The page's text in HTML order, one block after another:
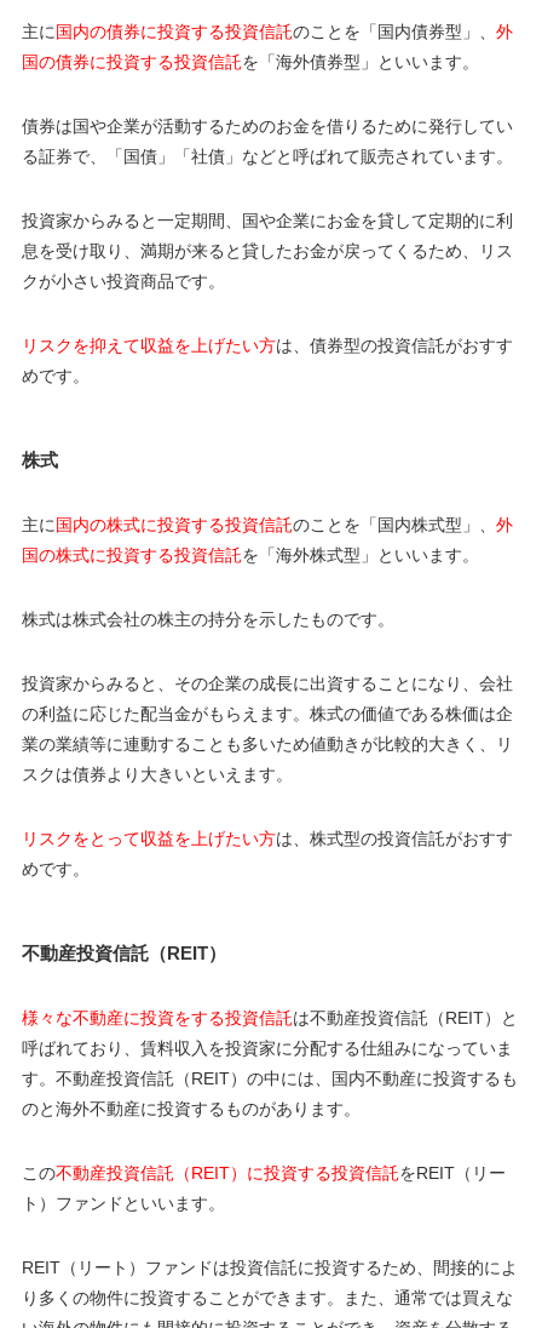
主に国内の債券に投資する投資信託のことを「国内債券型」、 外
国の債券に投資する投資信託を「海外債券型」といいます。
債券は国や企業が活動するためのお金を借りるために発行してい
る証券で、「国債」「社債」などと呼ばれて販売されています。
投資家からみると一定期間、国や企業にお金を貸して定期的に利
息を受け取り、満期が来ると貸したお金が戻ってくるため、リス
クが小さい投資商品です。
リスクを抑えて収益を上げたい方は、債券型の投資信託がおすす
めです。
株式
主に国内の株式に投資する投資信託のことを「国内株式型」、 外
国の株式に投資する投資信託を「海外株式型」といいます。
株式は株式会社の株主の持分を示したものです。
投資家からみると、その企業の成長に出資することになり、会社
の利益に応じた配当金がもらえます。株式の価値である株価は企
業の業績等に連動することも多いため値動きが比較的大きく、リ
スクは債券より大きいといえます。
リスクをとって収益を上げたい方は、株式型の投資信託がおすす
めです。
不動産投資信託（REIT）
様々な不動産に投資をする投資信託は不動産投資信託（REIT）と
呼ばれており、賃料収入を投資家に分配する仕組みになっていま
す。不動産投資信託（REIT）の中には、国内不動産に投資するも
のと海外不動産に投資するものがあります。
この不動産投資信託（REIT）に投資する投資信託をREIT（リー
ト）ファンドといいます。
REIT（リート）ファンドは投資信託に投資するため、間接的によ
り多くの物件に投資することができます。また、通常では買えな